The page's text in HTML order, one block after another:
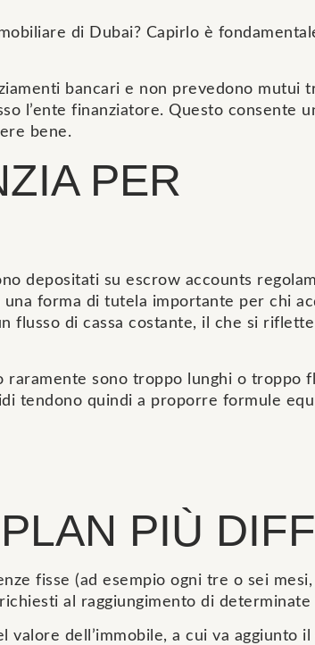
di Dubai? Capirlo è
bancari e non prevedono mutui
l’ente finanziatore. Questo consente
bene.
PER
depositati su escrow accounts
forma di tutela importante per chi
flusso di cassa costante, il che si
sono troppo lunghi o troppo
tendono quindi a proporre formule
PIÙ
fisse (ad esempio ogni tre o sei
al raggiungimento di
dell’immobile, a cui va aggiunto